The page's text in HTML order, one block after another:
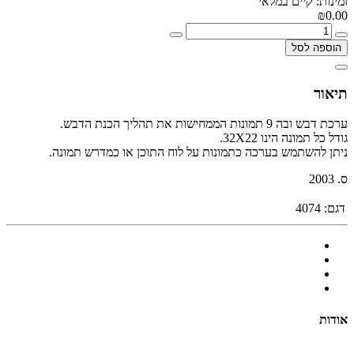
₪0.00
הוספה לסל
תיאור
ערכת דבש ובה 9 תמונות הממחישות את תהליך הכנת הדבש.
גודל כל תמונה הינו 32X22.
ניתן להשתמש בערכה כתמונות על לוח התוכן או כמדרש תמונה.
ס. 2003
דגם: 4074
אודות